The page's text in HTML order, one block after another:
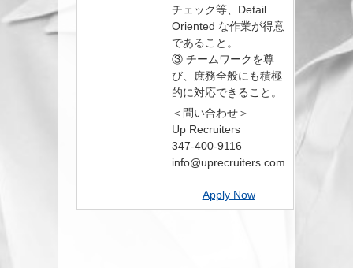
チェック等、Detail
Oriented な作業が得意
であること。
③ チームワークを尊
び、庶務全般にも積極
的に対応できること。
＜問い合わせ＞
Up Recruiters
347-400-9116
info@uprecruiters.com
Apply Now